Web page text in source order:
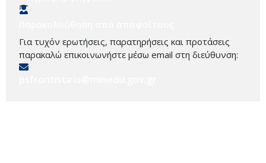
Για τυχόν ερωτήσεις, παρατηρήσεις και προτάσεις
παρακαλώ επικοινωνήστε μέσω email στη διεύθυνση: